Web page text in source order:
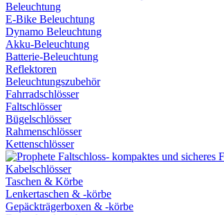
Beleuchtung
E-Bike Beleuchtung
Dynamo Beleuchtung
Akku-Beleuchtung
Batterie-Beleuchtung
Reflektoren
Beleuchtungszubehör
Fahrradschlösser
Faltschlösser
Bügelschlösser
Rahmenschlösser
Kettenschlösser
Kabelschlösser
Taschen & Körbe
Lenkertaschen & -körbe
Gepäckträgerboxen & -körbe